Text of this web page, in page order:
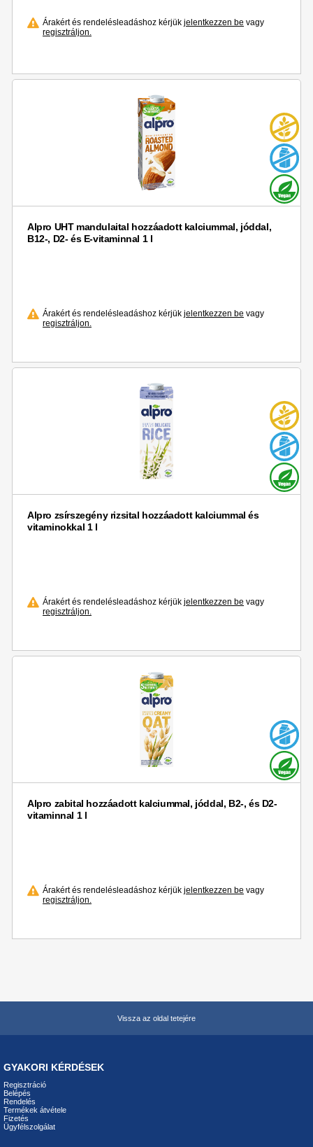
Árakért és rendelésleadáshoz kérjük jelentkezzen be vagy
regisztráljon.
Alpro UHT mandulaital hozzáadott kalciummal, jóddal,
B12-, D2- és E-vitaminnal 1 l
Árakért és rendelésleadáshoz kérjük jelentkezzen be vagy
regisztráljon.
Alpro zsírszegény rizsital hozzáadott kalciummal és
vitaminokkal 1 l
Árakért és rendelésleadáshoz kérjük jelentkezzen be vagy
regisztráljon.
Alpro zabital hozzáadott kalciummal, jóddal, B2-, és D2-
vitaminnal 1 l
Árakért és rendelésleadáshoz kérjük jelentkezzen be vagy
regisztráljon.
Vissza az oldal tetejére
GYAKORI KÉRDÉSEK
Regisztráció
Belépés
Rendelés
Termékek átvétele
Fizetés
Ügyfélszolgálat